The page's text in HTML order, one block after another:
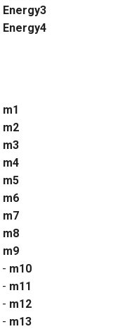
Energy3
Energy4
m1
m2
m3
m4
m5
m6
m7
m8
m9
- m10
- m11
- m12
- m13